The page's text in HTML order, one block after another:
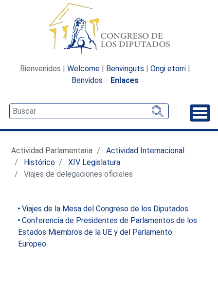
Bienvenidos | Welcome | Benvinguts | Ongi etorri |
Benvidos
Enlaces
Actividad Parlamentaria
Actividad Internacional
Histórico
XIV Legislatura
Viajes de delegaciones oficiales
Viajes de la Mesa del Congreso de los Diputados
Conferencia de Presidentes de Parlamentos de los
Estados Miembros de la UE y del Parlamento
Europeo